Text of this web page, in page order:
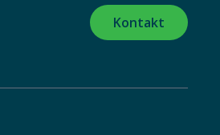
Kontakt